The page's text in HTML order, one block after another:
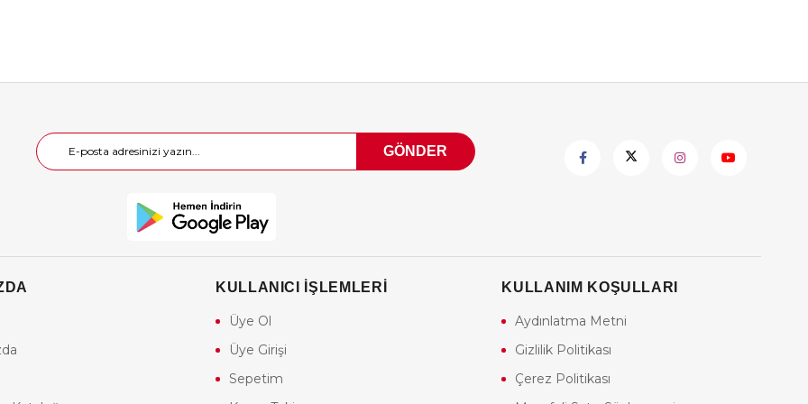
GÖNDER
KULLANICI İŞLEMLERİ
Üye Ol
Üye Girişi
Sepetim
KULLANIM KOŞULLARI
Aydınlatma Metni
Gizlilik Politikası
Çerez Politikası